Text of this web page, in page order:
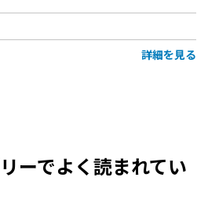
詳細を見る
ーでよく読まれてい